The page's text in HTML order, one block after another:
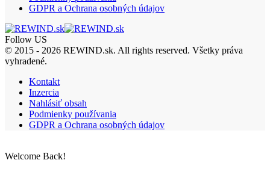
GDPR a Ochrana osobných údajov
Follow US
© 2015 - 2026 REWIND.sk. All rights reserved. Všetky práva
vyhradené.
Kontakt
Inzercia
Nahlásiť obsah
Podmienky používania
GDPR a Ochrana osobných údajov
Welcome Back!